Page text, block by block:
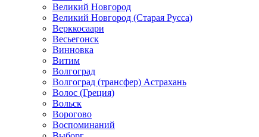
Великий Новгород
Великий Новгород (Старая Русса)
Верккосаари
Весьегонск
Винновка
Витим
Волгоград
Волгоград (трансфер) Астрахань
Волос (Греция)
Вольск
Ворогово
Воспоминаний